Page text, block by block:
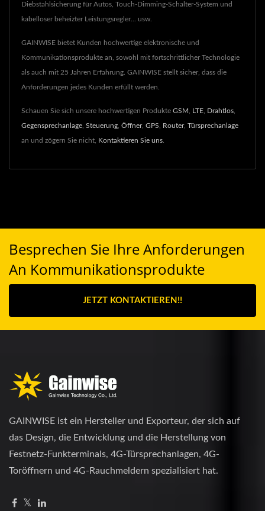
Diebstahlsicherung für Autos, Touch-Dimming-Schalter-System und
kabelloser beheizter Leistungsregler... usw.
GAINWISE bietet Kunden hochwertige elektronische und
Kommunikationsprodukte an, sowohl mit fortschrittlicher Technologie
als auch mit 25 Jahren Erfahrung. GAINWISE stellt sicher, dass die
Anforderungen jedes Kunden erfüllt werden.
Schauen Sie sich unsere hochwertigen Produkte GSM LTE Drahtlos
Gegensprechanlage Steuerung Öffner, GPS Router, Türsprechanlage
an und zögern Sie nicht, Kontaktieren Sie uns
Besprechen Sie Ihre Anforderungen
An Kommunikationsprodukte
JETZT KONTAKTIEREN!!
GAINWISE ist ein Hersteller und Exporteur, der sich auf
das Design, die Entwicklung und die Herstellung von
Festnetz-Funkterminals, 4G-Türsprechanlagen, 4G-
Toröffnern und 4G-Rauchmeldern spezialisiert hat.